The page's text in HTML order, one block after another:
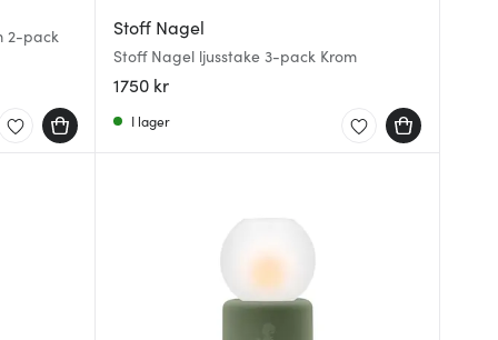
2-pack Stoff Nagel
Stoff Nagel ljusstake 3-pack Krom
1750 kr
I lager